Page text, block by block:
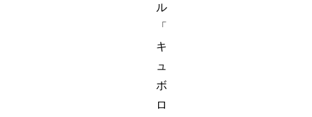
ル
「
キ
ュ
ボ
ロ